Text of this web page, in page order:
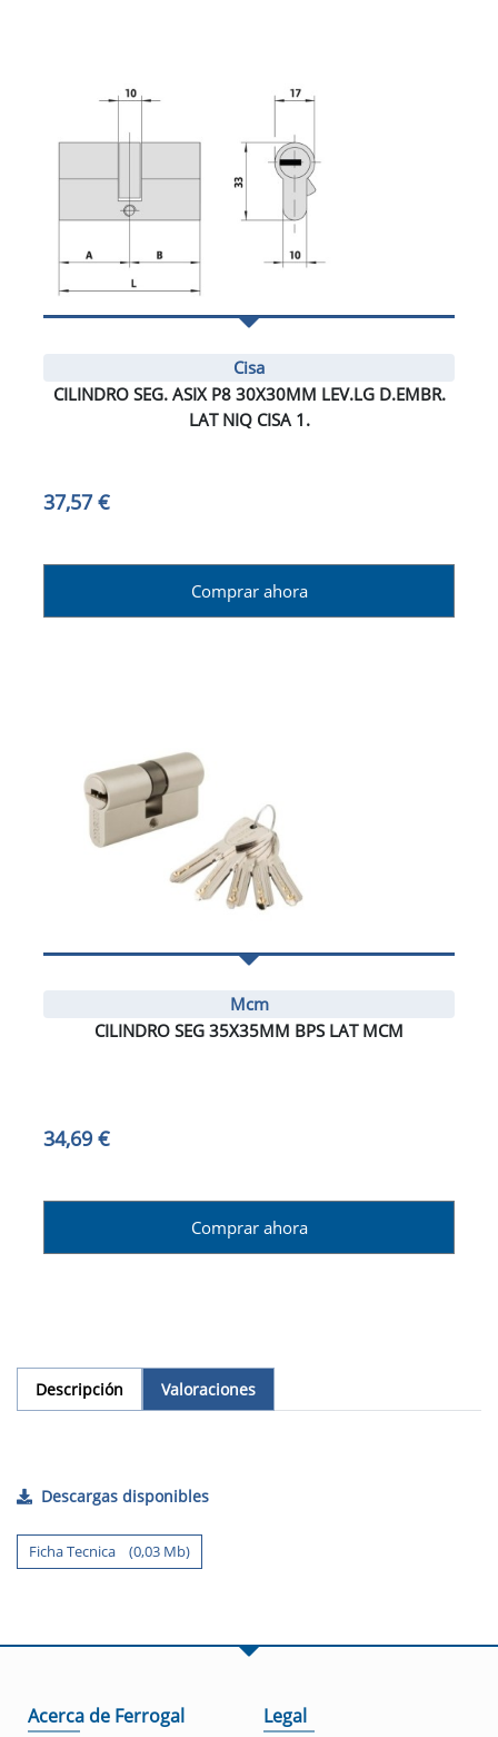
Cisa
CILINDRO SEG. ASIX P8 30X30MM LEV.LG D.EMBR.
LAT NIQ CISA 1.
37,57 €
Comprar ahora
Mcm
CILINDRO SEG 35X35MM BPS LAT MCM
34,69 €
Comprar ahora
Descripción Valoraciones
Descargas disponibles
Ficha Tecnica (0,03 Mb)
Acerca de Ferrogal Legal